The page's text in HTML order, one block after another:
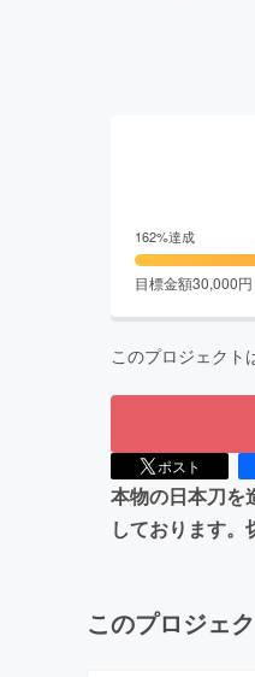
162%達成
目標金額30,000円
このプロジェクト
ポスト
本物の日本刀を
しております。
このプロジェ